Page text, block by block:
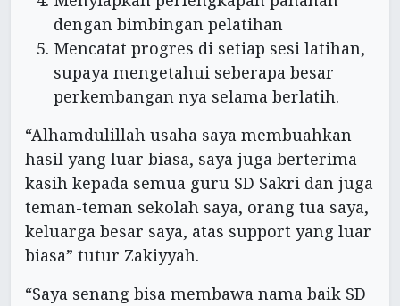
dengan bimbingan pelatihan
Mencatat progres di setiap sesi latihan,
supaya mengetahui seberapa besar
perkembangan nya selama berlatih.
“Alhamdulillah usaha saya membuahkan
hasil yang luar biasa, saya juga berterima
kasih kepada semua guru SD Sakri dan juga
teman-teman sekolah saya, orang tua saya,
keluarga besar saya, atas support yang luar
biasa” tutur Zakiyyah.
“Saya senang bisa membawa nama baik SD